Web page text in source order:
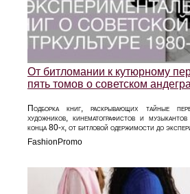
От битломании к кутюрному
пять томов о советском
Подборка книг, раскрывающих тайные
художников, кинематографистов и
конца 80‑х, от битловой одержимости до
FashionPromo